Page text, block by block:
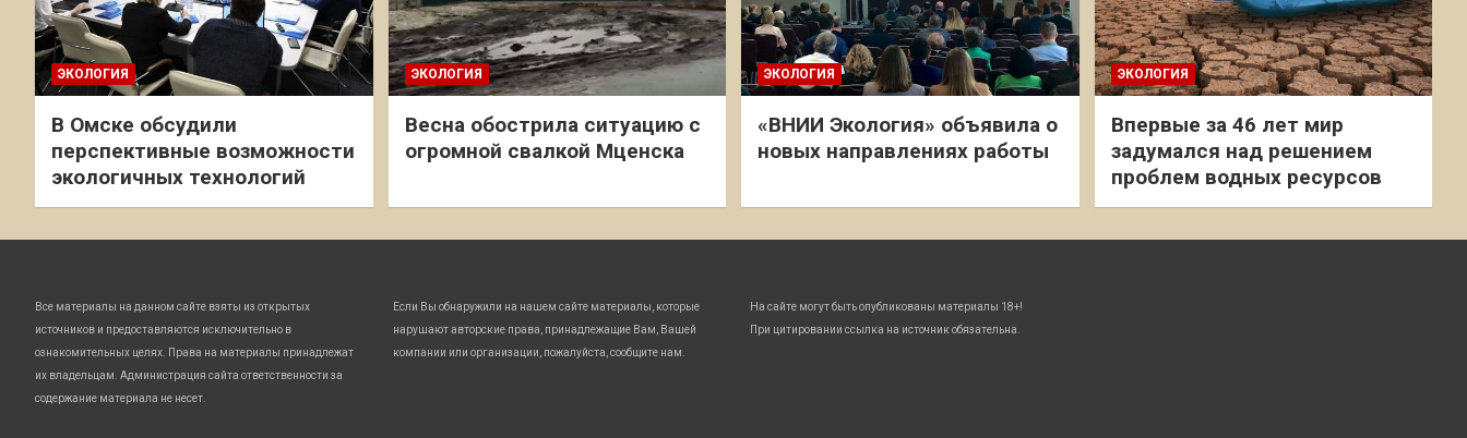
ЭКОЛОГИЯ
В Омске обсудили
перспективные возможности
экологичных технологий
ЭКОЛОГИЯ
Весна обострила ситуацию с
огромной свалкой Мценска
ЭКОЛОГИЯ
«ВНИИ Экология» объявила о
новых направлениях работы
ЭКОЛОГИЯ
Впервые за 46 лет мир
задумался над решением
проблем водных ресурсов
Все материалы на данном сайте взяты из открытых
источников и предоставляются исключительно в
ознакомительных целях. Права на материалы принадлежат
их владельцам. Администрация сайта ответственности за
содержание материала не несет.
Если Вы обнаружили на нашем сайте материалы, которые
нарушают авторские права, принадлежащие Вам, Вашей
компании или организации, пожалуйста, сообщите нам.
На сайте могут быть опубликованы материалы 18+!
При цитировании ссылка на источник обязательна.